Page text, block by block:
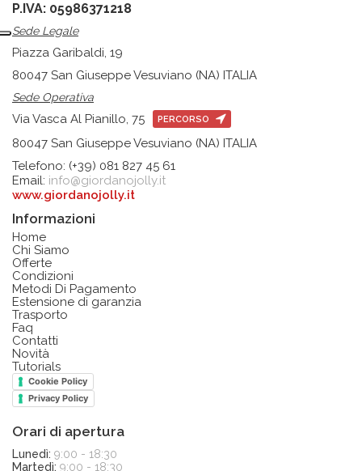
P.IVA: 05986371218
Sede Legale
Piazza Garibaldi, 19
80047 San Giuseppe Vesuviano (NA) ITALIA
Sede Operativa
Via Vasca Al Pianillo, 75 PERCORSO
80047 San Giuseppe Vesuviano (NA) ITALIA
Telefono: (+39) 081 827 45 61
Email: info@giordanojolly.it
www.giordanojolly.it
Informazioni
Home
Chi Siamo
Offerte
Condizioni
Metodi Di Pagamento
Estensione di garanzia
Trasporto
Faq
Contatti
Novità
Tutorials
Cookie Policy
Privacy Policy
Orari di apertura
Lunedì: 9:00 - 18:30
Martedì: 9:00 - 18:30